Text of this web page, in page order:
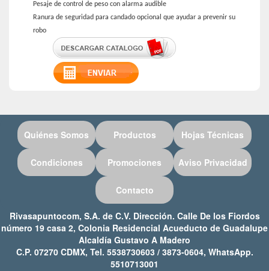
Pesaje de control de peso con alarma audible
Ranura de seguridad para candado opcional que ayudar a prevenir su
robo
Quiénes Somos Productos Hojas Técnicas
Condiciones Promociones Aviso Privacidad
Contacto
Rivasapuntocom, S.A. de C.V. Dirección. Calle De los Fiordos
número 19 casa 2, Colonia Residencial Acueducto de Guadalupe
Alcaldía Gustavo A Madero
C.P. 07270 CDMX, Tel. 5538730603 / 3873-0604, WhatsApp.
5510713001